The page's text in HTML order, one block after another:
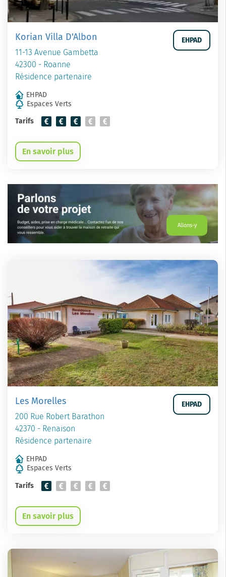
Korian Villa D'Albon
11-13 Avenue Gambetta
42300 - Roanne
Résidence partenaire
EHPAD
EHPAD
Espaces Verts
Tarifs
En savoir plus
Allons-y
Les Morelles
200 Rue Robert Barathon
42370 - Renaison
Résidence partenaire
EHPAD
EHPAD
Espaces Verts
Tarifs
En savoir plus